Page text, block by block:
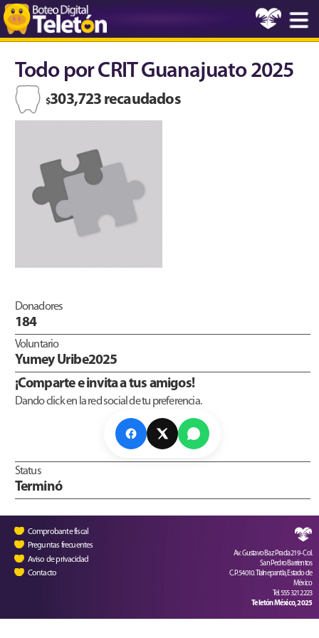
Todo por CRIT Guanajuato 2025
$303,723 recaudados
Donadores
184
Voluntario
Yumey Uribe2025
¡Comparte e invita a tus amigos!
Dando click en la red social de tu preferencia.
Status
Terminó
Comprobante fiscal
Preguntas frecuentes
Aviso de privacidad
Contacto
Av. Gustavo Baz Prada 219 - Col.
San Pedro Barrientos
C.P. 54010. Tlalnepantla, Estado de
México
Tel. 555 321 2223
Teletón México, 2025